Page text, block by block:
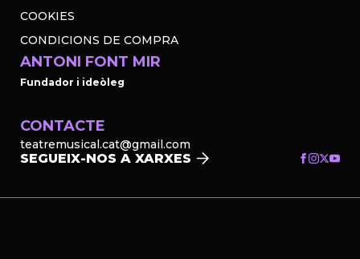
COOKIES
CONDICIONS DE COMPRA
ANTONI FONT MIR
Fundador i ideòleg
CONTACTE
teatremusical.cat@gmail.com
SEGUEIX-NOS A XARXES